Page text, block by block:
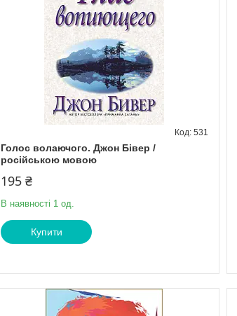
Голос волаючого. Джон Бівер /
російською мовою
531
195 ₴
В наявності 1 од.
Купити